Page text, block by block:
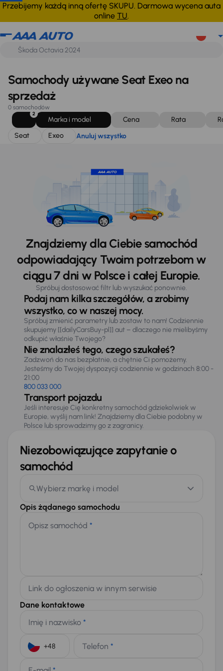
Przebijemy każdą inną ofertę SKUPU. Darmowa wycena auta
online TU.
Seat Exeo Anuluj wszystko
Samochody używane Seat Exeo na
sprzedaż
0 samochodów
2
Marka i model Cena Rata
Seat
Exeo Anuluj wszystko
Znajdziemy dla Ciebie samochód
odpowiadający Twoim potrzebom w
ciągu 7 dni w Polsce i całej Europie.
Spróbuj dostosować filtr lub wyszukać ponownie.
Podaj nam kilka szczegółów, a zrobimy
wszystko, co w naszej mocy.
Spróbuj zmienić parametry lub zostaw to nam! Codziennie
skupujemy [[dailyCarsBuy-pl]] aut – dlaczego nie mielibyśmy
odkupić właśnie Twojego?
Nie znalazłeś tego, czego szukałeś?
Zadzwoń do nas bezpłatnie, a chętnie Ci pomożemy.
Jesteśmy do Twojej dyspozycji codziennie w godzinach 8:00 -
21:00
800 033 000
Transport pojazdu
Jeśli interesuje Cię konkretny samochód gdziekolwiek w
Europie, wyślij nam link! Znajdziemy dla Ciebie podobny w
Polsce lub sprowadzimy go z zagranicy.
Niezobowiązujące zapytanie o
samochód
Wybierz markę i model
Opis żądanego samochodu
Opisz samochód *
Link do ogłoszenia w innym serwisie
Dane kontaktowe
Imię i nazwisko *
Telefon *